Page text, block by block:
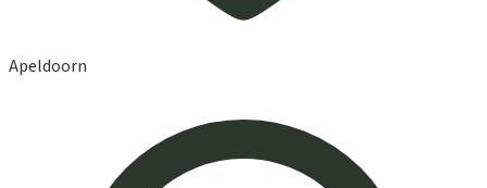
Apeldoorn